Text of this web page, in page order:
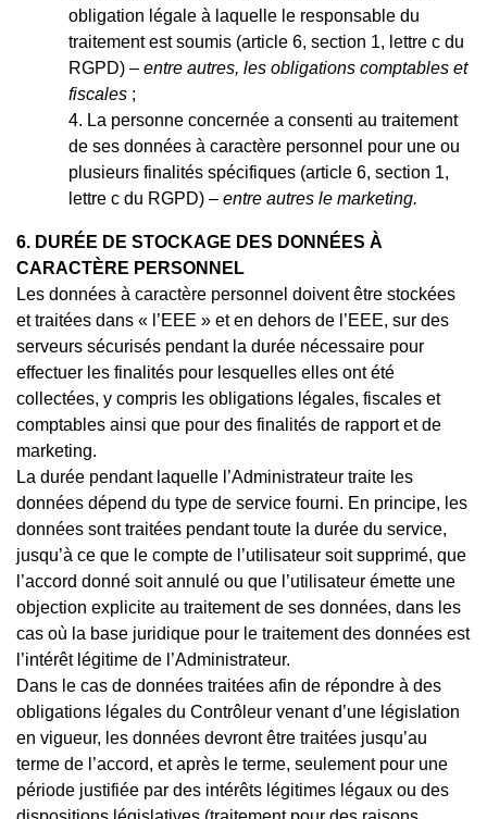
obligation légale à laquelle le responsable du
traitement est soumis (article 6, section 1, lettre c du
RGPD) – entre autres, les obligations comptables et
fiscales ;
La personne concernée a consenti au traitement
de ses données à caractère personnel pour une ou
plusieurs finalités spécifiques (article 6, section 1,
lettre c du RGPD) – entre autres le marketing.
6. DURÉE DE STOCKAGE DES DONNÉES À
CARACTÈRE PERSONNEL
Les données à caractère personnel doivent être stockées
et traitées dans « l’EEE » et en dehors de l’EEE, sur des
serveurs sécurisés pendant la durée nécessaire pour
effectuer les finalités pour lesquelles elles ont été
collectées, y compris les obligations légales, fiscales et
comptables ainsi que pour des finalités de rapport et de
marketing.
La durée pendant laquelle l’Administrateur traite les
données dépend du type de service fourni. En principe, les
données sont traitées pendant toute la durée du service,
jusqu’à ce que le compte de l’utilisateur soit supprimé, que
l’accord donné soit annulé ou que l’utilisateur émette une
objection explicite au traitement de ses données, dans les
cas où la base juridique pour le traitement des données est
l’intérêt légitime de l’Administrateur.
Dans le cas de données traitées afin de répondre à des
obligations légales du Contrôleur venant d’une législation
en vigueur, les données devront être traitées jusqu’au
terme de l’accord, et après le terme, seulement pour une
période justifiée par des intérêts légitimes légaux ou des